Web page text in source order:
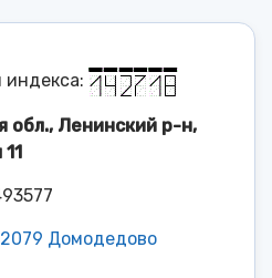
индекса:
обл., Ленинский р-н,
Домодедово